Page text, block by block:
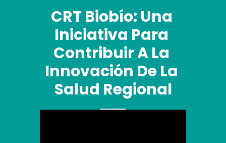
CRT Biobío: Una
Iniciativa Para
Contribuir A La
Innovación De La
Salud Regional